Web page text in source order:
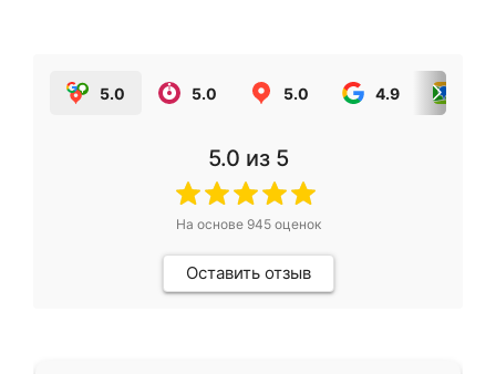
5.0 5.0 5.0 4.9
5.0 из 5
На основе 945оценок
Оставить отзыв